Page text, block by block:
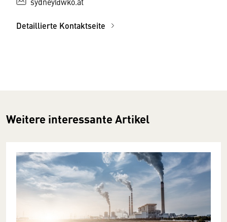
Detaillierte Kontaktseite
Weitere interessante Artikel